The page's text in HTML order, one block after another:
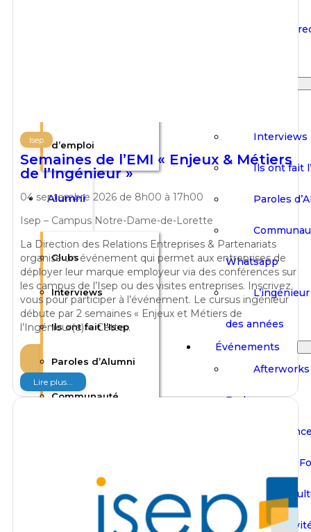
d’emploi
Alumni
Clubs
Interviews
Ils ont fait l’Isep
Paroles d’Alumni
Communauté
fil des années
Aide à la
Interviews
Ils ont fait
Paroles
Whatsapp
des années
Événements
Afterworks
Barbecues
Salons &
Visites
Nos
Isep
Semaines de l’EMI « Enjeux & Métiers
de l’Ingénieur »
04 septembre 2026 de 8h00 à 17h00
Isep – Campus Notre-Dame-de-Lorette
La Direction des Relations Entreprises & Partenariats
organise un événement qui permet aux entreprises de
déployer leur marque employeur via des conférences sur
les campus de l’Isep ou des visites entreprises. Inscrivez
vous pour participer à l’événement. Le cursus ingénieur
débute par 2 semaines « Enjeux et Métiers de
l’Ingénieur(e) ». Cette…
Sep
Lire plus...